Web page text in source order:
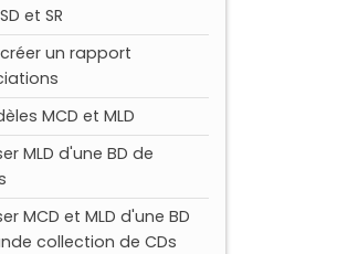
et SR
un rapport
MCD et MLD
MLD d'une BD de
MCD et MLD d'une BD
collection de CDs